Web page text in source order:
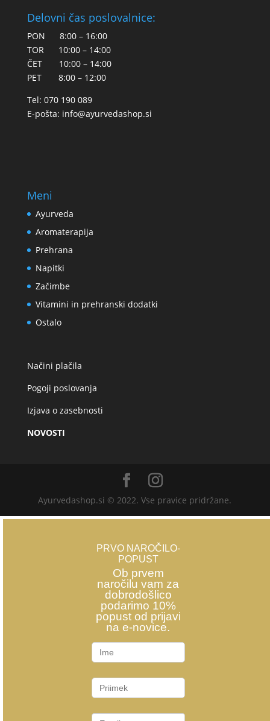
Delovni čas poslovalnice:
PON 8:00 – 16:00
TOR 10:00 – 14:00
ČET 10:00 – 14:00
PET 8:00 – 12:00
Tel: 070 190 089
E-pošta: info@ayurvedashop.si
Meni
Ayurveda
Aromaterapija
Prehrana
Napitki
Začimbe
Vitamini in prehranski dodatki
Ostalo
Načini plačila
Pogoji poslovanja
Izjava o zasebnosti
NOVOSTI
Ayurvedashop.si © 2022. Vse pravice pridržane.
PRVO NAROČILO-
POPUST
Ob prvem
naročilu vam za
dobrodošlico
podarimo 10%
popust od prijavi
na e-novice.